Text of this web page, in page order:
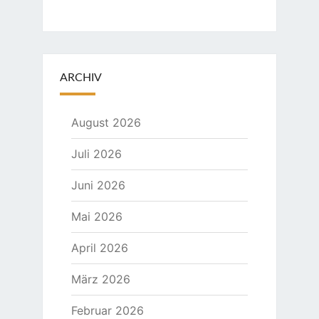
ARCHIV
August 2026
Juli 2026
Juni 2026
Mai 2026
April 2026
März 2026
Februar 2026